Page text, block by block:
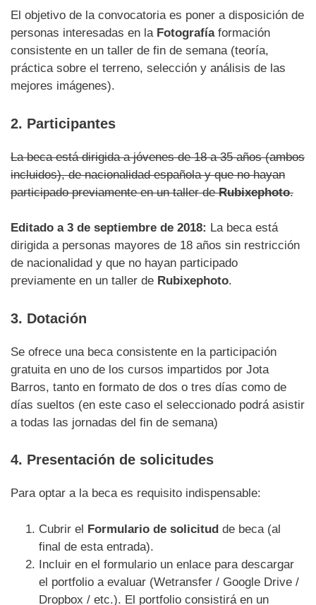
El objetivo de la convocatoria es poner a disposición de
personas interesadas en la Fotografíaformación
consistente en un taller de fin de semana (teoría,
práctica sobre el terreno, selección y análisis de las
mejores imágenes).
2. Participantes
La beca está dirigida a jóvenes de 18 a 35 años (ambos
incluidos), de nacionalidad española y que no hayan
participado previamente en un taller deRubixephoto.
Editado a 3 de septiembre de 2018: La beca está
dirigida a personas mayores de 18 años sin restricción
de nacionalidad y que no hayan participado
previamente en un taller de Rubixephoto.
3. Dotación
Se ofrece una beca consistente en la participación
gratuita en uno de los cursos impartidos por Jota
Barros, tanto en formato de dos o tres días como de
días sueltos (en este caso el seleccionado podrá asistir
a todas las jornadas del fin de semana)
4. Presentación de solicitudes
Para optar a la beca es requisito indispensable:
Cubrir el Formulario de solicitud de beca (al
final de esta entrada).
Incluir en el formulario un enlace para descargar
el portfolio a evaluar (Wetransfer / Google Drive /
Dropbox / etc.). El portfolio consistirá en un